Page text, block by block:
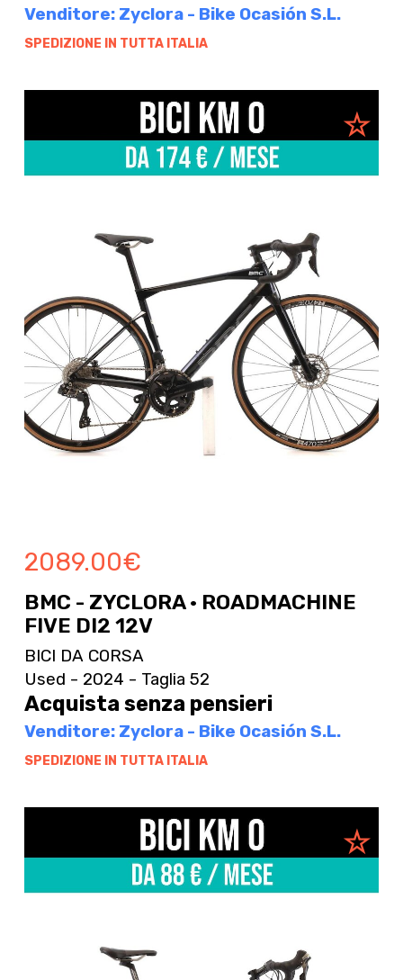
Venditore: Zyclora - Bike Ocasión S.L.
SPEDIZIONE IN TUTTA ITALIA
2089.00€
BMC - ZYCLORA · ROADMACHINE
FIVE DI2 12V
BICI DA CORSA
Used - 2024 - Taglia 52
Acquista senza pensieri
Venditore: Zyclora - Bike Ocasión S.L.
SPEDIZIONE IN TUTTA ITALIA